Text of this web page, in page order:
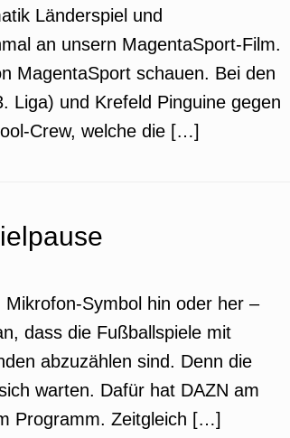
Länderspiel und
an unsern MagentaSport-Film.
MagentaSport schauen. Bei den
Liga) und Krefeld Pinguine gegen
Crew, welche die […]
Mikrofon-Symbol hin oder her –
dass die Fußballspiele mit
abzuzählen sind. Denn die
warten. Dafür hat DAZN am
Programm. Zeitgleich […]